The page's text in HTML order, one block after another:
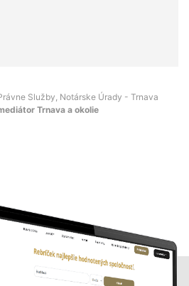
Služby, Notárske Úrady - Trnava
Trnava a okolie